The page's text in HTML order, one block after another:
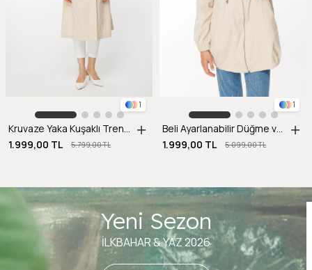
1
1.999,00 TL
5.799,00 TL
1
1.999,00 TL
5.099,00 TL
Yeni Sezon
İLKBAHAR & YAZ 2026